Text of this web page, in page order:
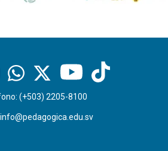
(+503) 2205-8100
info@pedagogica.edu.sv